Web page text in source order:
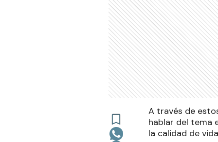
A través de
hablar del tema
la calidad de